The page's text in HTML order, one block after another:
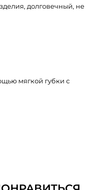
долговечный, не
мягкой губки с